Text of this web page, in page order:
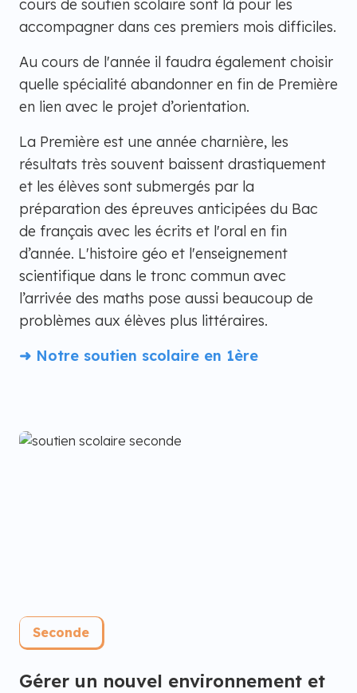
cours de soutien scolaire sont là pour les
accompagner dans ces premiers mois difficiles.
Au cours de l'année il faudra également choisir
quelle spécialité abandonner en fin de Première
en lien avec le projet d’orientation.
La Première est une année charnière, les
résultats très souvent baissent drastiquement
et les élèves sont submergés par ​la
préparation des épreuves anticipées du Bac
de français avec les écrits et l'oral en fin
d’année. L'histoire géo et l'enseignement
scientifique dans le tronc commun avec
l’arrivée des maths pose aussi beaucoup de
problèmes aux élèves plus littéraires.
➜ Notre soutien scolaire en 1ère
Seconde
Gérer un nouvel environnement et